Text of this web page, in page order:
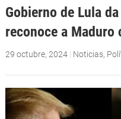
Gobierno de Lula
reconoce a Maduro
29 octubre, 2024| Noticias,